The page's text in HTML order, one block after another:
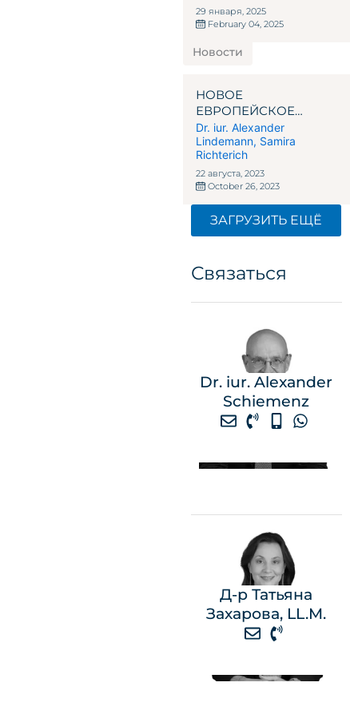
29 января, 2025
February 04, 2025
Новости
НОВОЕ
ЕВРОПЕЙСКОЕ
РЕГУЛИРОВАНИЕ
КРИПТОВАЛЮТ: QUO
VADIS MICAR &
TRAVEL RULE?
Dr. iur. Alexander
Lindemann, Samira
Richterich
22 августа, 2023
October 26, 2023
ЗАГРУЗИТЬ ЕЩЁ
Связаться
Dr. iur. Alexander
Schiemenz
Д-р Татьяна
Захарова, LL.M.